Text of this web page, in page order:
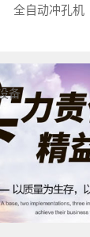
全自动冲孔机
备